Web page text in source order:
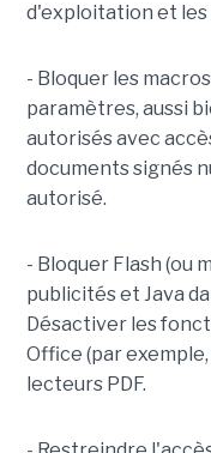
d'exploitation et les
- Bloquer les
paramètres, aussi
autorisés avec
documents signés
autorisé.
- Bloquer Flash (ou
publicités et Java
Désactiver les
Office (par
lecteurs PDF.